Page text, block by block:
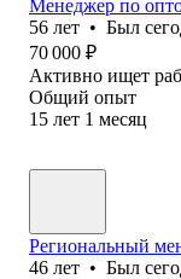
Менеджер по
56 лет • Был
70 000 ₽
Активно ищет
Общий опыт
15 лет 1 месяц
Региональный
46 лет • Был